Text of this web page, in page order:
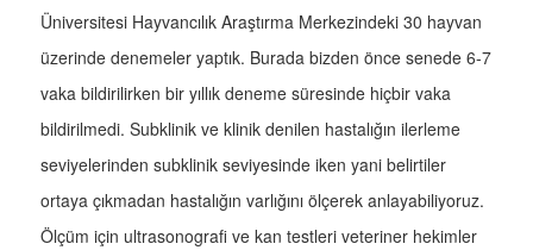
Üniversitesi Hayvancılık Araştırma Merkezindeki 30 hayvan
üzerinde denemeler yaptık. Burada bizden önce senede 6-7
vaka bildirilirken bir yıllık deneme süresinde hiçbir vaka
bildirilmedi. Subklinik ve klinik denilen hastalığın ilerleme
seviyelerinden subklinik seviyesinde iken yani belirtiler
ortaya çıkmadan hastalığın varlığını ölçerek anlayabiliyoruz.
Ölçüm için ultrasonografi ve kan testleri veteriner hekimler